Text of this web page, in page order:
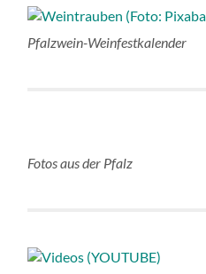
Pfalzwein-Weinfestkalender
Fotos aus der Pfalz